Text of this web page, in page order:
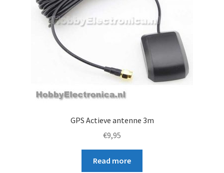
GPS Actieve antenne 3m
€9,95
Read more